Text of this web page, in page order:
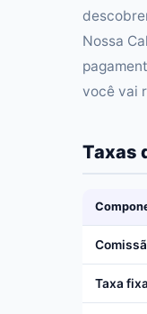
Nossa
você vai
Taxas
Taxa